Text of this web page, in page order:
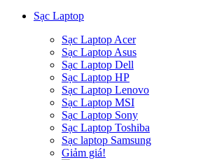
Sạc Laptop
Sạc Laptop Acer
Sạc Laptop Asus
Sạc Laptop Dell
Sạc Laptop HP
Sạc Laptop Lenovo
Sạc Laptop MSI
Sạc Laptop Sony
Sạc Laptop Toshiba
Sạc laptop Samsung
Giảm giá!